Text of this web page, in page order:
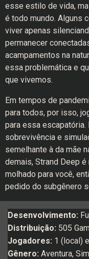
esse estilo de vida,
é todo mundo. Alguns
viver apenas
permanecer
acampamentos na
essa problemática e
que vivemos.
Em tempos de
para todos, por isso,
para essa escapatória.
sobrevivência e
semelhante à da mãe
demais, Strand Deep
molhado para você,
pedido do subgênero
Desenvolvimento:
Distribuição: 505
Jogadores: 1 (local)
Gênero: Aventura,